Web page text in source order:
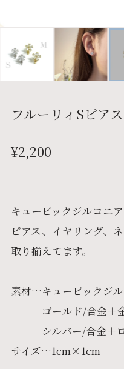
フルーリィSピア
¥2,200
キュービックジルコニ
ピアス、イヤリング、
取り揃えてます。
素材…キュービックジ
ゴールド/合金＋金
シルバー/合金＋ロ
サイズ…1cm×1cm